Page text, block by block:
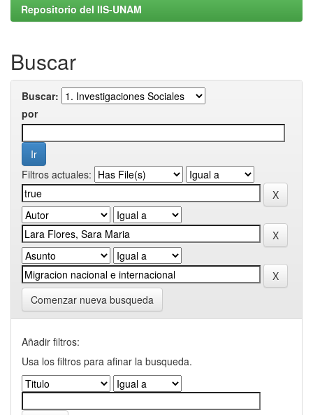
Repositorio del IIS-UNAM
Buscar
Buscar:
por
Filtros actuales:
Comenzar nueva busqueda
Añadir filtros:
Usa los filtros para afinar la busqueda.